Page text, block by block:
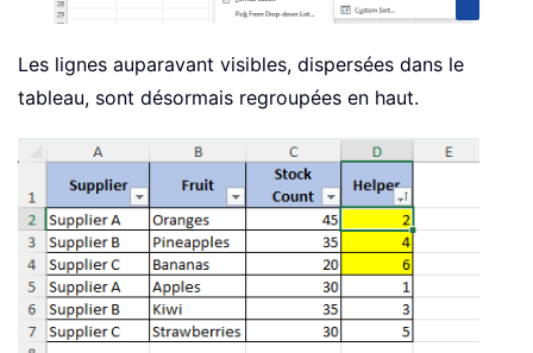
Les lignes auparavant visibles, dispersées dans le
tableau, sont désormais regroupées en haut.